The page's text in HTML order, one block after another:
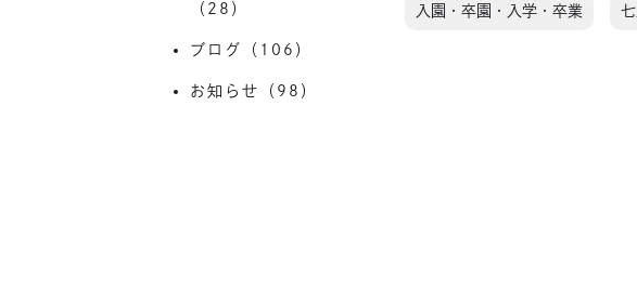
（28）
ブログ（106）
お知らせ（98）
入園・卒園・入学・卒業